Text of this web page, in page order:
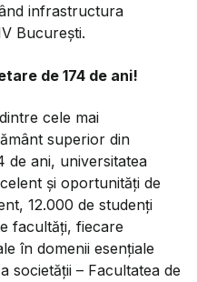
infrastructura
București.
de 174 de ani!
cele mai
superior din
de ani, universitatea
și oportunități de
12.000 de studenți
facultăți, fiecare
în domenii esențiale
societății – Facultatea de